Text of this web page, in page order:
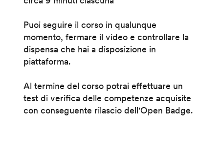
Puoi seguire il corso in qualunque
momento, fermare il video e controllare la
dispensa che hai a disposizione in
piattaforma.
Al termine del corso potrai effettuare un
test di verifica delle competenze acquisite
con conseguente rilascio dell'Open Badge.